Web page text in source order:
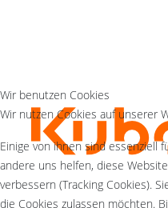
Wir benutzen Cookies
Wir nutzen Cookies auf unserer
Einige von ihnen sind essenziell
andere uns helfen, diese
verbessern (Tracking Cookies).
die Cookies zulassen möchten.